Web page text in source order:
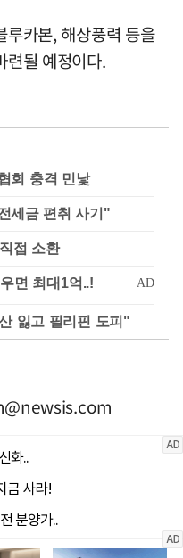
루카본, 해상풍력 등을
련될 예정이다.
회 충격 민낯
세금 편취 사기"
접 소환
잃고 필리핀 도피"